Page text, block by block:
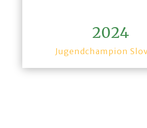
2024
Jugendchampion